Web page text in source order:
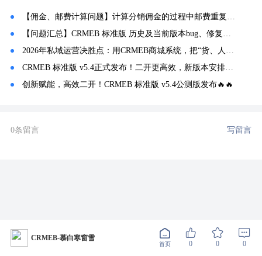
【佣金、邮费计算问题】计算分销佣金的过程中邮费重复计算
【问题汇总】CRMEB 标准版 历史及当前版本bug、修复、常见问题记录汇总！
2026年私域运营决胜点：用CRMEB商城系统，把“货、人、场”做到极致
CRMEB 标准版 v5.4正式发布！二开更高效，新版本安排😎😎
创新赋能，高效二开！CRMEB 标准版 v5.4公测版发布🔥🔥
CRMEB-慕白寒窗雪
首页 0 0 0
0条留言 写留言